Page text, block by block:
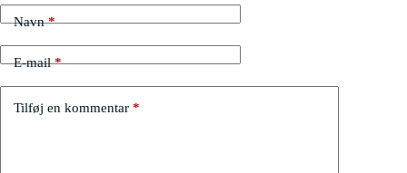
Navn*
E-mail*
Tilføj en kommentar *